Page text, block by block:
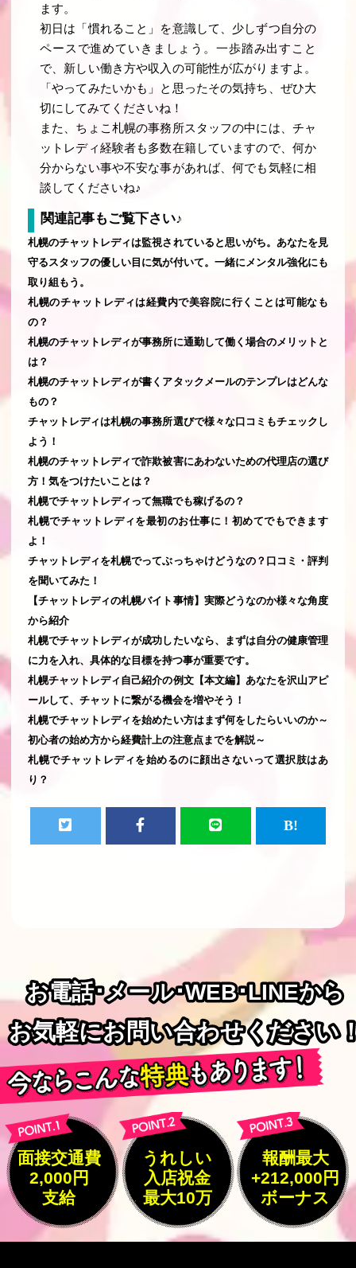
ます。
初日は「慣れること」を意識して、少しずつ自分の
ペースで進めていきましょう。一歩踏み出すこと
で、新しい働き方や収入の可能性が広がりますよ。
「やってみたいかも」と思ったその気持ち、ぜひ大
切にしてみてくださいね！
また、ちょこ札幌の事務所スタッフの中には、チャ
ットレディ経験者も多数在籍していますので、何か
分からない事や不安な事があれば、何でも気軽に相
談してくださいね♪
関連記事もご覧下さい♪
札幌のチャットレディは監視されていると思いがち。あなたを見
守るスタッフの優しい目に気が付いて。一緒にメンタル強化にも
取り組もう。
札幌のチャットレディは経費内で美容院に行くことは可能なも
の？
札幌のチャットレディが事務所に通勤して働く場合のメリットと
は？
札幌のチャットレディが書くアタックメールのテンプレはどんな
もの？
チャットレディは札幌の事務所選びで様々な口コミもチェックし
よう！
札幌のチャットレディで詐欺被害にあわないための代理店の選び
方！気をつけたいことは？
札幌でチャットレディって無職でも稼げるの？
札幌でチャットレディを最初のお仕事に！初めてでもできます
よ！
チャットレディを札幌でってぶっちゃけどうなの？口コミ・評判
を聞いてみた！
【チャットレディの札幌バイト事情】実際どうなのか様々な角度
から紹介
札幌でチャットレディが成功したいなら、まずは自分の健康管理
に力を入れ、具体的な目標を持つ事が重要です。
札幌チャットレディ自己紹介の例文【本文編】あなたを沢山アピ
ールして、チャットに繋がる機会を増やそう！
札幌でチャットレディを始めたい方はまず何をしたらいいのか～
初心者の始め方から経費計上の注意点までを解説～
札幌でチャットレディを始めるのに顔出さないって選択肢はあ
り？
お電話･メール･WEB･LINEから
お電話･メール･WEB･LINEから
お気軽にお問い合わせください
お気軽にお問い合わせください
面接交通費
2,000円
支給
うれしい
入店祝金
最大10万
報酬最大
+212,000円
ボーナス